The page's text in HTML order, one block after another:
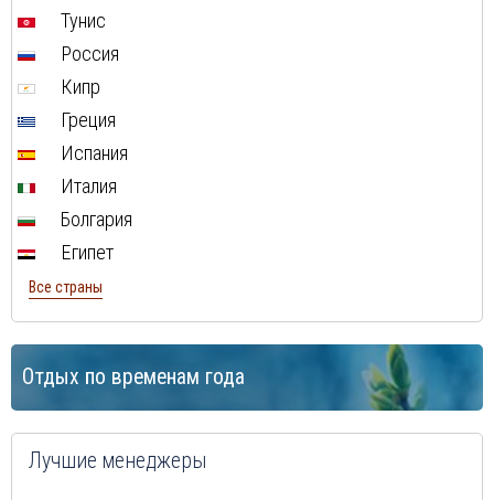
Тунис
Россия
Кипр
Греция
Испания
Италия
Болгария
Египет
Все страны
Отдых по временам года
Лучшие менеджеры